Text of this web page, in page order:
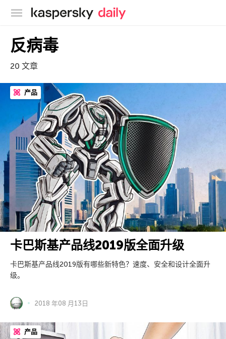
卡巴斯基官方博客
反病毒
20 文章
产品
卡巴斯基产品线2019版全面升级
卡巴斯基产品线2019版有哪些新特色？速度、安全和设计全面升
级。
2018 年08 月13日
产品